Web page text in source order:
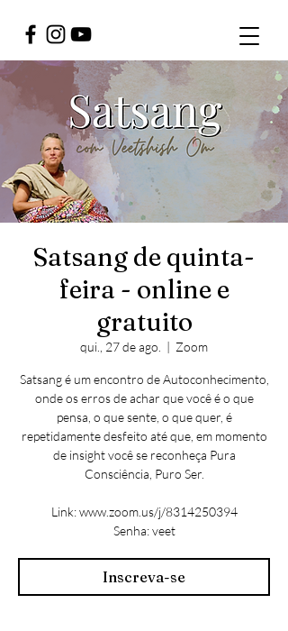
Satsang de quinta-
feira - online e
gratuito
qui., 27 de ago.
  |
Zoom
Satsang é um encontro de Autoconhecimento,
onde os erros de achar que você é o que
pensa, o que sente, o que quer, é
repetidamente desfeito até que, em momento
de insight você se reconheça Pura
Consciência, Puro Ser.
Link: www.zoom.us/j/8314250394
Senha: veet
Inscreva-se